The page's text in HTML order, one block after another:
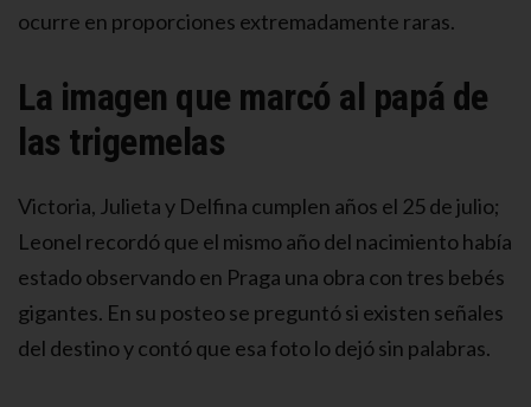
ocurre en proporciones extremadamente raras.
La imagen que marcó al papá de
las trigemelas
Victoria, Julieta y Delfina cumplen años el 25 de julio;
Leonel recordó que el mismo año del nacimiento había
estado observando en Praga una obra con tres bebés
gigantes. En su posteo se preguntó si existen señales
del destino y contó que esa foto lo dejó sin palabras.